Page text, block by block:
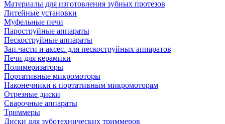
Материалы для изготовления зубных протезов
Литейные установки
Муфельные печи
Пароструйные аппараты
Пескоструйные аппараты
Зап.части и аксес. для пескоструйных аппаратов
Печи для керамики
Полимеризаторы
Портативные микромоторы
Наконечники к портативным микромоторам
Отрезные диски
Сварочные аппараты
Триммеры
Диски для зуботехнических триммеров